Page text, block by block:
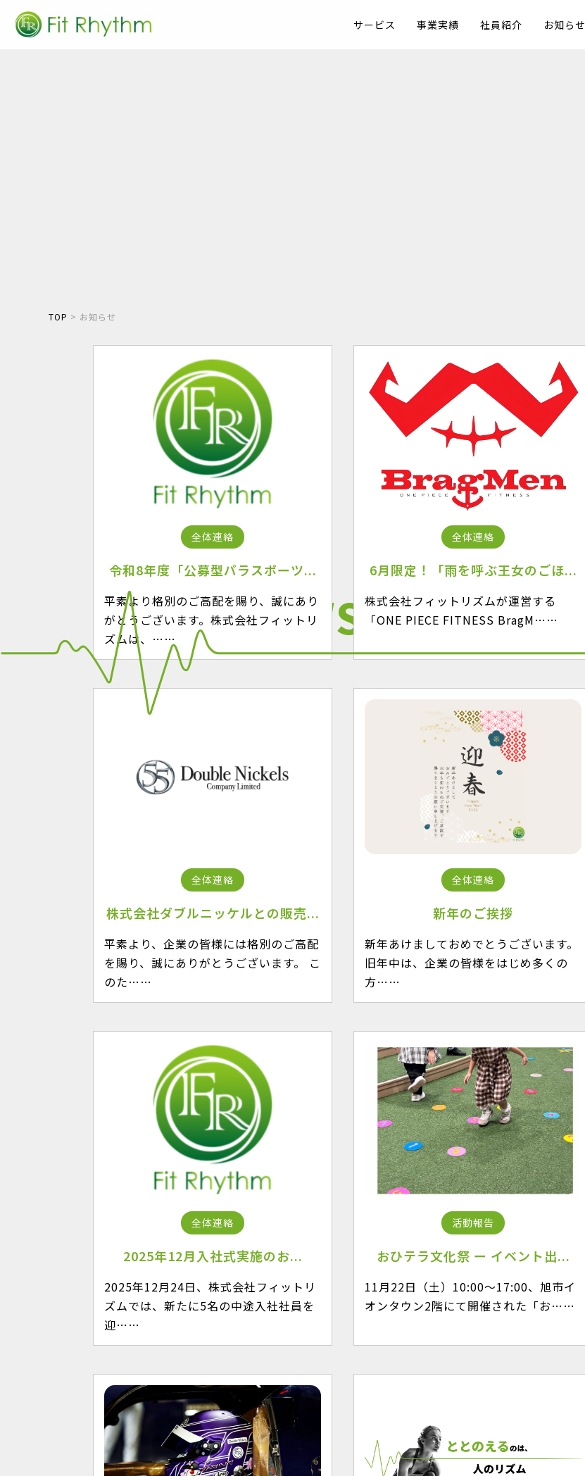
サービス 事業実績 社員紹介 お知らせ
NEWS
TOP > お知らせ
全体連絡
令和8年度「公募型パラスポーツ...
平素より格別のご高配を賜り、誠にあり
がとうございます。株式会社フィットリ
ズムは、……
全体連絡
6月限定！「雨を呼ぶ王女のごほ...
株式会社フィットリズムが運営する
「ONE PIECE FITNESS BragM……
全体連絡
株式会社ダブルニッケルとの販売...
平素より、企業の皆様には格別のご高配
を賜り、誠にありがとうございます。 こ
のた……
全体連絡
新年のご挨拶
新年あけましておめでとうございます。
旧年中は、企業の皆様をはじめ多くの
方……
全体連絡
2025年12月入社式実施のお...
2025年12月24日、株式会社フィットリ
ズムでは、新たに5名の中途入社社員を
迎……
活動報告
おひテラ文化祭 ー イベント出...
11月22日（土）10:00～17:00、旭市イ
オンタウン2階にて開催された「お……